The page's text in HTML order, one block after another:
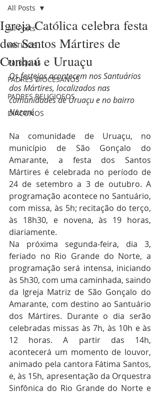
All Posts
ARTIGOS
Paróquias
PADRES DIOCESANOS
PADRES RELIGIOSOS
DIÁCONOS
All Posts
Igreja Católica celebra festa
dos Santos Mártires de
Cunhaú e Uruaçu
Os festejos acontecem nos Santuários
dos Mártires, localizados nas
comunidades de Uruaçu e no bairro
Nazaré
Na comunidade de Uruaçu, no
município de São Gonçalo do
Amarante, a festa dos Santos
Mártires é celebrada no período de
24 de setembro a 3 de outubro. A
programação acontece no Santuário,
com missa, às 5h; recitação do terço,
às 18h30, e novena, às 19 horas,
diariamente.
Na próxima segunda-feira, dia 3,
feriado no Rio Grande do Norte, a
programação será intensa, iniciando
às 5h30, com uma caminhada, saindo
da Igreja Matriz de São Gonçalo do
Amarante, com destino ao Santuário
dos Mártires. Durante o dia serão
celebradas missas às 7h, às 10h e às
12 horas. A partir das 14h,
acontecerá um momento de louvor,
animado pela cantora Fátima Santos,
e, às 15h, apresentação da Orquestra
Sinfônica do Rio Grande do Norte e